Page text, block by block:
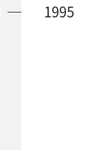
1995